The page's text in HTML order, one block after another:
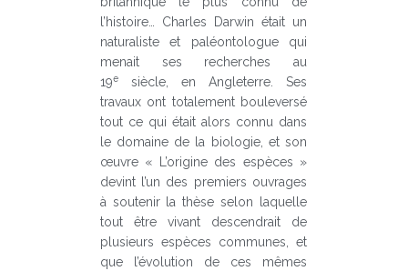
l’histoire… Charles Darwin était un
naturaliste et paléontologue qui
menait ses recherches au
19esiècle, en Angleterre. Ses
travaux ont totalement bouleversé
tout ce qui était alors connu dans
le domaine de la biologie, et son
œuvre « L’origine des espèces »
devint l’un des premiers ouvrages
à soutenir la thèse selon laquelle
tout être vivant descendrait de
plusieurs espèces communes, et
que l’évolution de ces mêmes